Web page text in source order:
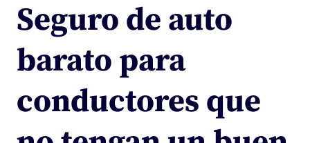
Seguro de auto
barato para
conductores que